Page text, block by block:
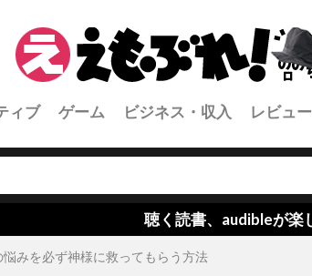
ィブ ゲーム ビジネス・収入 レビュー
聴く読書、audibleが楽しすぎる！！
みを必ず神様に救ってもらう方法